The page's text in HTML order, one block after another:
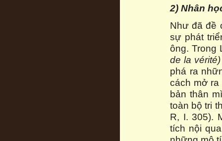
2) Nhân
Như đã đề
sự phát
ông. Trong
de la vérité)
phá ra
cách mở
bản thân
toàn bộ tri
R, I. 305).
tích nội